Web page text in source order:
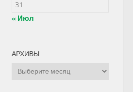
31
« Июл
АРХИВЫ
Архивы